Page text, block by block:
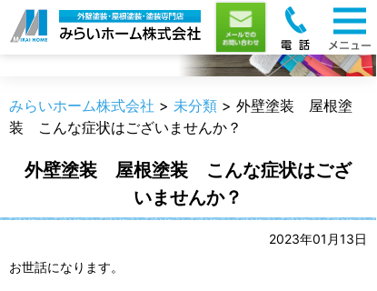
職人のうんちく
みらいホーム株式会社 > 未分類 > 外壁塗装 屋根塗
装 こんな症状はございませんか？
外壁塗装 屋根塗装 こんな症状はござ
いませんか？
2023年01月13日
お世話になります。